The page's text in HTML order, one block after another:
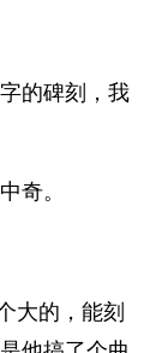
的碑刻，我
奇。
大的，能刻